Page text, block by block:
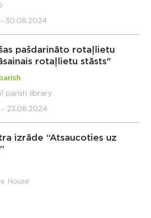
30.08.2024
pašdarināto rotaļlietu
rotaļlietu stāsts"
parish library
23.08.2024
izrāde “Atsaucoties uz
House